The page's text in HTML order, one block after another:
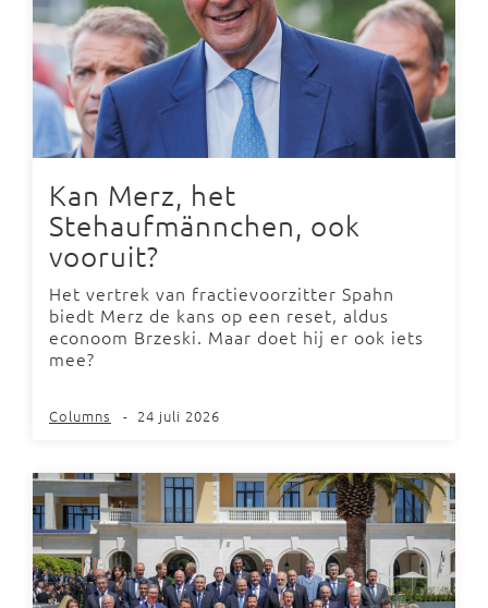
Kan Merz, het
Stehaufmännchen, ook
vooruit?
Het vertrek van fractievoorzitter Spahn
biedt Merz de kans op een reset, aldus
econoom Brzeski. Maar doet hij er ook iets
mee?
Columns - 24 juli 2026